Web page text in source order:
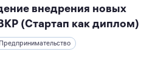
внедрения новых
(Стартап как диплом)
Предпринимательство